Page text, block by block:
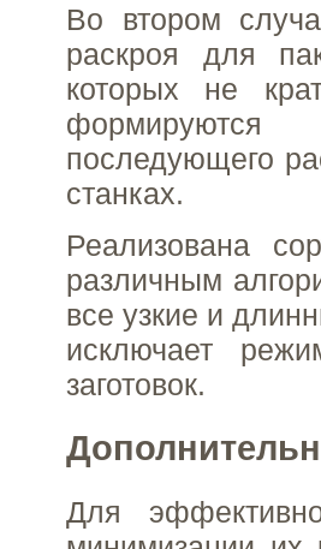
Во втором
раскроя для
которых не
последующего
станках.
Реализована
различным
все узкие и
исключает
заготовок.
Для